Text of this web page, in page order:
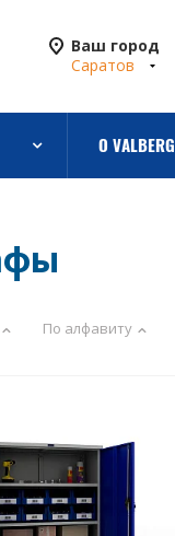
Ваш город
Саратов
О VALBERG
По алфавиту